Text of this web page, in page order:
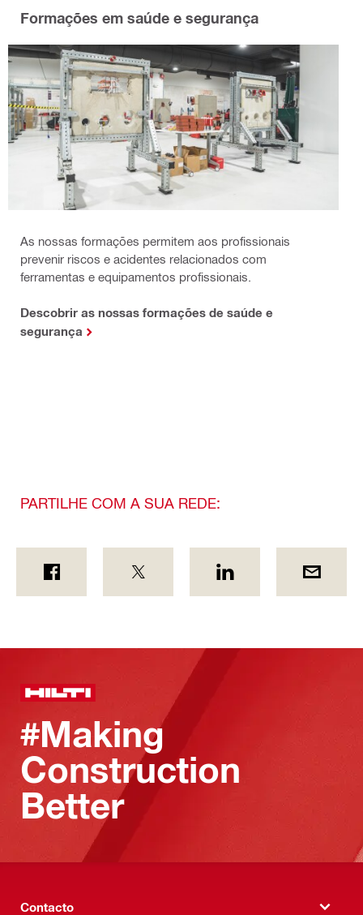
Formações em saúde e segurança
As nossas formações permitem aos profissionais
prevenir riscos e acidentes relacionados com
ferramentas e equipamentos profissionais.
Descobrir as nossas formações de saúde e
segurança
PARTILHE COM A SUA REDE:
#Making
Construction
Better
Contacto